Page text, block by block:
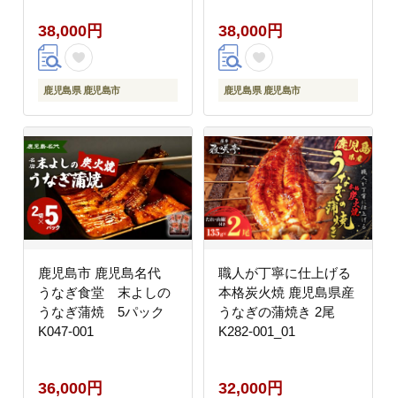
38,000円
鹿児島県 鹿児島市
38,000円
鹿児島県 鹿児島市
鹿児島市 鹿児島名代
うなぎ食堂 末よしの
うなぎ蒲焼 5パック
K047-001
36,000円
職人が丁寧に仕上げる
本格炭火焼 鹿児島県産
うなぎの蒲焼き 2尾
K282-001_01
32,000円